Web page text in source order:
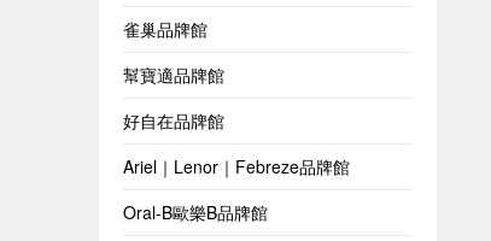
雀巢品牌館
幫寶適品牌館
好自在品牌館
Ariel｜Lenor｜Febreze品牌館
Oral-B歐樂B品牌館